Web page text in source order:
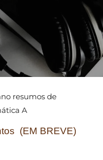
resumos de
A
(EM BREVE)